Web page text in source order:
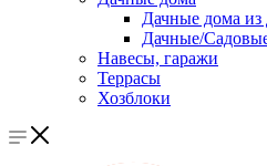
Дачные дома из
Дачные/
Навесы, гаражи
Террасы
Хозблоки